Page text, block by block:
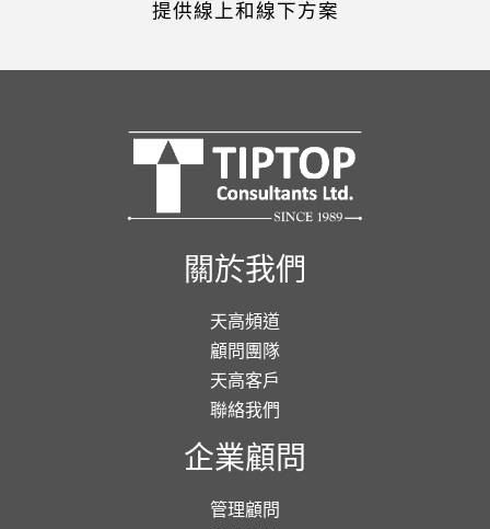
提供線上和線下方案
關於我們
天高頻道
顧問團隊
天高客戶
聯絡我們
企業顧問
管理顧問